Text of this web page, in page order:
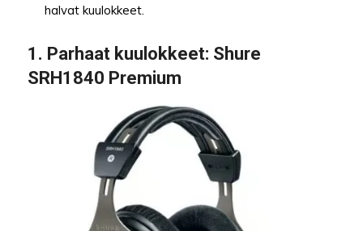
halvat kuulokkeet.
1. Parhaat kuulokkeet: Shure
SRH1840 Premium